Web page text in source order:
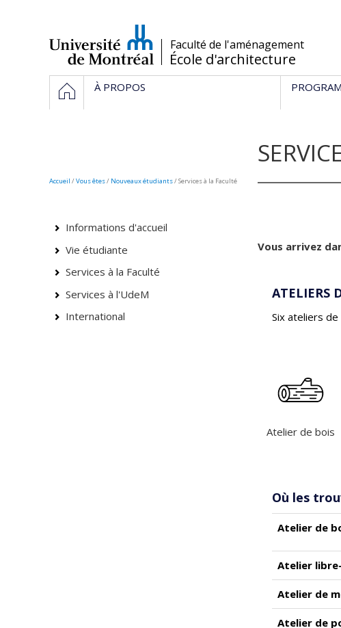
/Faculté de l'aménagement
École d'architecture
Navigation
principale
HOMEÀ PROPOS
Vous arrivez
ATELIERS
Six ateliers
Atelier de bois
Où les
Atelier de
Atelier
Atelier de
Atelier de
Accueil /Vous êtes/ Nouveaux étudiants/ Services à la Faculté
Informations d'accueil
Vie étudiante
Services à la Faculté
Services à l'UdeM
International